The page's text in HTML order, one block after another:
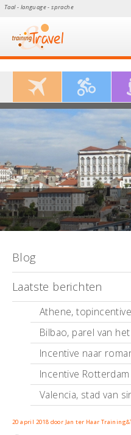
Taal - language - sprache
Blog
Laatste berichten
Athene,
Bilbao, parel van
Incentive naar
Incentive Rotterdam
Valencia, stad van
20 april 2018 door Jan ter Haar